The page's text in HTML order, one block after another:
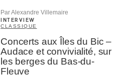
Par Alexandre Villemaire
INTERVIEW
CLASSIQUE
Concerts aux Îles du Bic –
Audace et convivialité, sur
les berges du Bas-du-
Fleuve